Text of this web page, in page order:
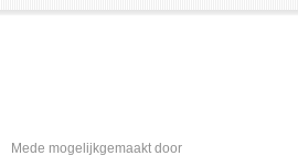
Mede mogelijkgemaakt door